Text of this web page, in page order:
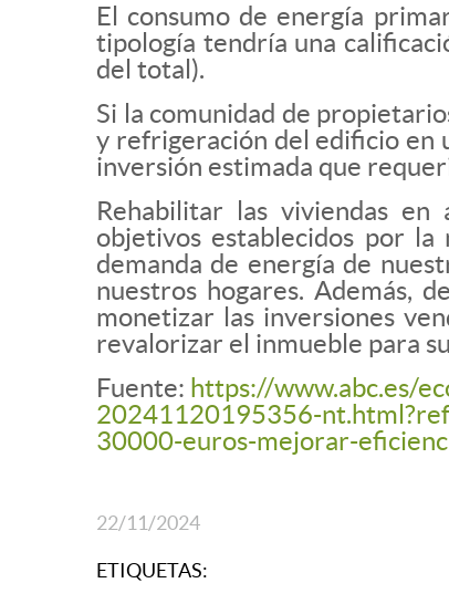
El consumo de energía
tipología tendría una
del total).
Si la comunidad de
y refrigeración del edificio en
inversión estimada que
Rehabilitar las viviendas en
objetivos establecidos por
demanda de energía de
nuestros hogares. Además,
monetizar las inversiones
revalorizar el inmueble para
Fuente: https://www.abc.es/
20241120195356-
30000-euros-mejorar-
22/11/2024
ETIQUETAS: